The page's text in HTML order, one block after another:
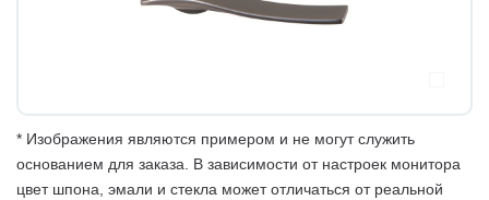
* Изображения являются примером и не могут служить
основанием для заказа. В зависимости от настроек монитора
цвет шпона, эмали и стекла может отличаться от реальной